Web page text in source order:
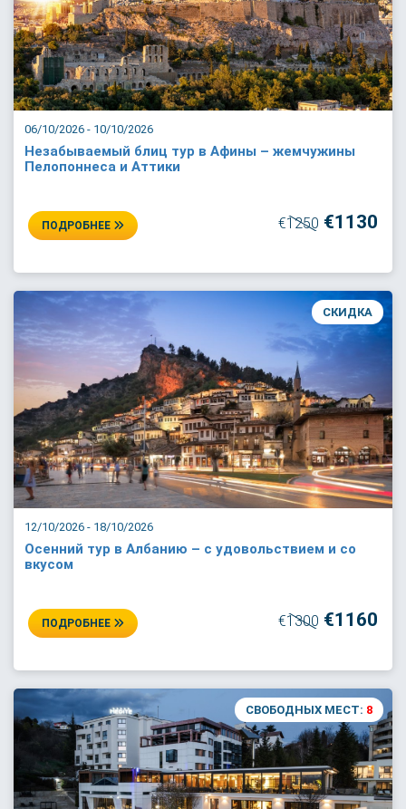
06/10/2026 - 10/10/2026
Незабываемый блиц тур в Афины – жемчужины
Пелопоннеса и Аттики
ПОДРОБНЕЕ €1250 €1130
12/10/2026 - 18/10/2026
СКИДКА
Осенний тур в Албанию – с удовольствием и со
вкусом
ПОДРОБНЕЕ €1300 €1160
СВОБОДНЫХ МЕСТ: 8